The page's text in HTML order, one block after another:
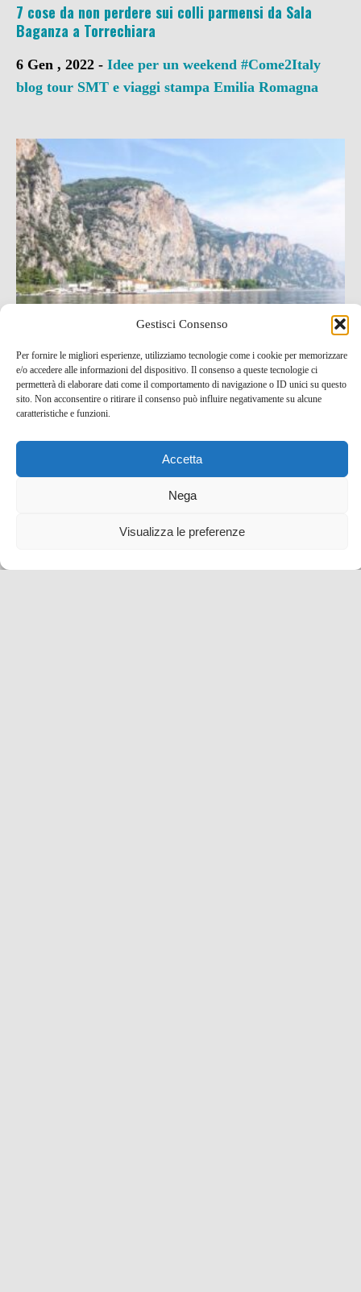
Gestisci Consenso
Per fornire le migliori esperienze, utilizziamo tecnologie come i cookie per memorizzare
e/o accedere alle informazioni del dispositivo. Il consenso a queste tecnologie ci
permetterà di elaborare dati come il comportamento di navigazione o ID unici su questo
sito. Non acconsentire o ritirare il consenso può influire negativamente su alcune
caratteristiche e funzioni.
Accetta
Nega
Visualizza le preferenze
7 cose da non perdere sui colli parmensi da Sala
Baganza a Torrechiara
6 Gen , 2022 - Idee per un weekend #Come2Italy
blog tour SMT e viaggi stampa Emilia Romagna
Perché il noleggio di una barca è l’ideale per un
Idee per un weekend